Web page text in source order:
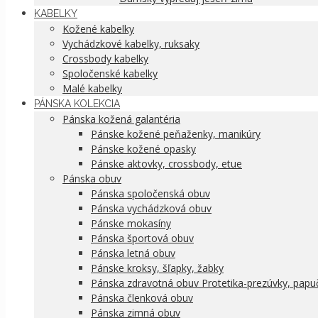
KABELKY
Kožené kabelky
Vychádzkové kabelky, ruksaky
Crossbody kabelky
Spoločenské kabelky
Malé kabelky
PÁNSKA KOLEKCIA
Pánska kožená galantéria
Pánske kožené peňaženky, manikúry
Pánske kožené opasky
Pánske aktovky, crossbody, etue
Pánska obuv
Pánska spoločenská obuv
Pánska vychádzková obuv
Pánske mokasíny
Pánska športová obuv
Pánska letná obuv
Pánske kroksy, šľapky, žabky
Pánska zdravotná obuv Protetika-prezúvky,
Pánska členková obuv
Pánska zimná obuv